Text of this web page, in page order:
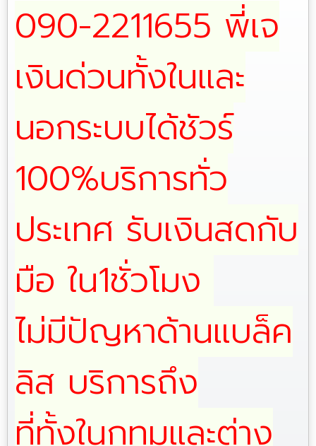
090-2211655 พี่เจ
เงินด่วนทั้งในและ
นอกระบบได้ชัวร์
100%บริการทั่ว
ประเทศ รับเงินสดกับ
มือ ใน1ชั่วโมง
ไม่มีปัญหาด้านแบล็ค
ลิส บริการถึง
ที่ทั้งในกทมและต่าง